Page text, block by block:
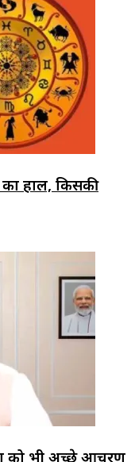
हाल, किसकी
को भी अच्छे आचरण